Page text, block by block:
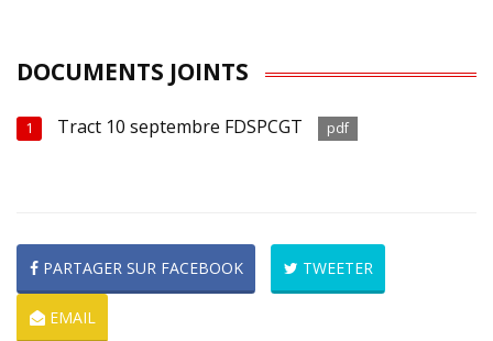
DOCUMENTS JOINTS
1 Tract 10 septembre FDSPCGT pdf
PARTAGER SUR FACEBOOK TWEETER
EMAIL